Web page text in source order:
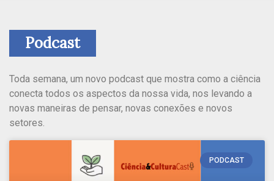
Podcast
Toda semana, um novo podcast que mostra como a ciência
conecta todos os aspectos da nossa vida, nos levando a
novas maneiras de pensar, novas conexões e novos
setores.
PODCAST